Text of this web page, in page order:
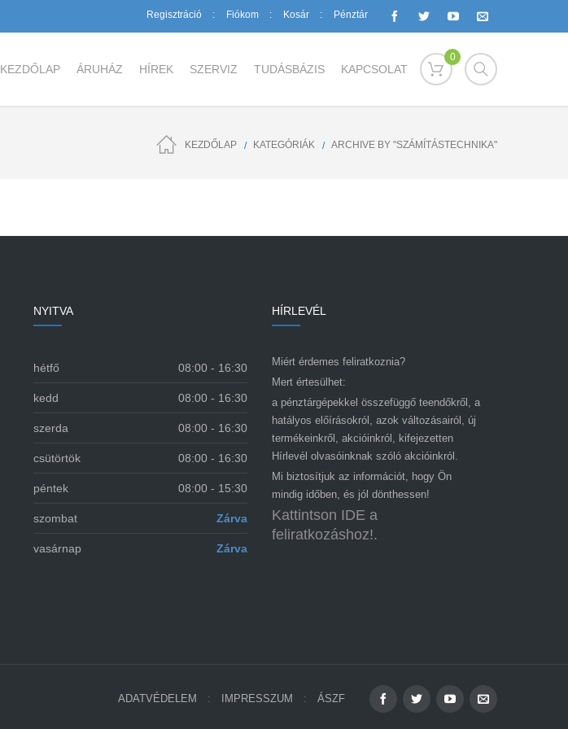
Regisztráció Fiókom Kosár Pénztár
0
KEZDŐLAP ÁRUHÁZ HÍREK SZERVIZ TUDÁSBÁZIS KAPCSOLAT
KEZDŐLAP KATEGÓRIÁK ARCHIVE BY "SZÁMÍTÁSTECHNIKA"
NYITVA
hétfő 08:00 - 16:30
kedd 08:00 - 16:30
szerda 08:00 - 16:30
csütörtök 08:00 - 16:30
péntek 08:00 - 15:30
szombat Zárva
vasárnap Zárva
HÍRLEVÉL
Miért érdemes feliratkoznia?
Mert értesülhet:
a pénztárgépekkel összefüggő teendőkről, a
hatályos előírásokról, azok változásairól, új
termékeinkről, akcióinkról, kifejezetten
Hírlevél olvasóinknak szóló akcióinkról.
Mi biztosítjuk az információt, hogy Ön
mindig időben, és jól dönthessen!
Kattintson IDE a
feliratkozáshoz!.
ADATVÉDELEM IMPRESSZUM ÁSZF